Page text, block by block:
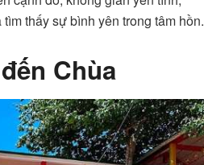
thấy sự bình yên trong tâm hồn.
Chùa